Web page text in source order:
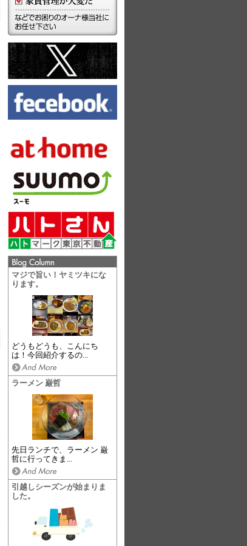
マジで旨い！ヤミツキにな
ります。
どうもどうも、こんにち
は！今回紹介するの...
ラーメン 巌哲
先日ランチで、ラーメン 巌
哲に行ってきま...
引越しシーズンが始まりま
した。